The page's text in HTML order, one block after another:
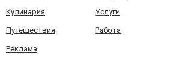
Кулинария Услуги
Путешествия Работа
Реклама